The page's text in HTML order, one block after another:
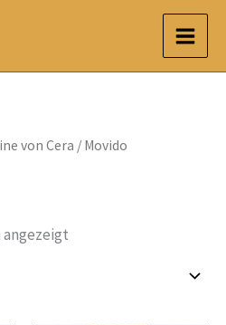
von Cera / Movido
angezeigt